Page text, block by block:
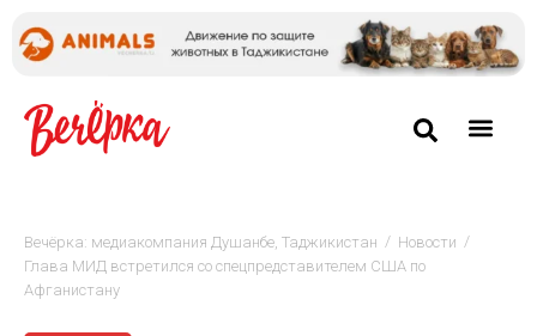
Вечёрка: медиакомпания Душанбе, Таджикистан / Новости /
Глава МИД встретился со спецпредставителем США по
Афганистану